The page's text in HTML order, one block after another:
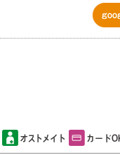
オストメイト カード